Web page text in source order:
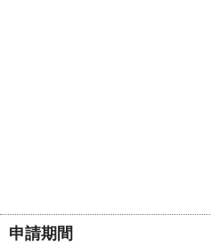
申請期間